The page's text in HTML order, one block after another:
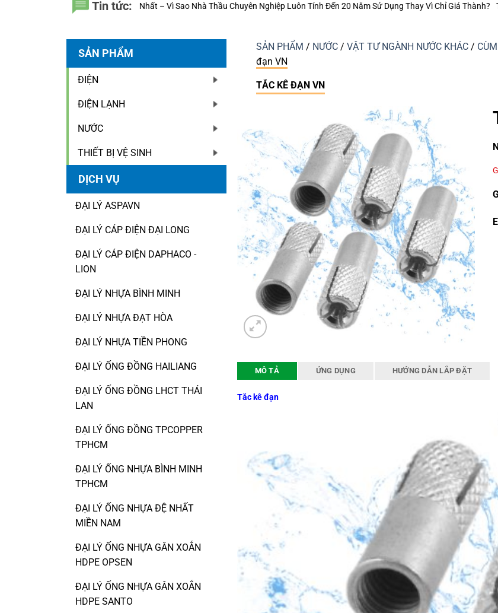
Tin tức:
Nhựa Đệ Nhất – Vì Sao Nhà Thầu Chuyên Nghiệp Luôn Tính Đến 20 Năm Sử Dụng Thay Vì Chỉ Giá Thành? Thiết bị điện Nanoco – Vì
SẢN PHẨM
ĐIỆN
ĐIỆN LẠNH
NƯỚC
THIẾT BỊ VỆ SINH
DỊCH VỤ
ĐẠI LÝ ASPAVN
ĐẠI LÝ CÁP ĐIỆN ĐẠI LONG
ĐẠI LÝ CÁP ĐIỆN DAPHACO -
LION
ĐẠI LÝ NHỰA BÌNH MINH
ĐẠI LÝ NHỰA ĐẠT HÒA
ĐẠI LÝ NHỰA TIỀN PHONG
ĐẠI LÝ ỐNG ĐỒNG HAILIANG
ĐẠI LÝ ỐNG ĐỒNG LHCT THÁI
LAN
ĐẠI LÝ ỐNG ĐỒNG TPCOPPER
TPHCM
ĐẠI LÝ ỐNG NHỰA BÌNH MINH
TPHCM
ĐẠI LÝ ỐNG NHỰA ĐỆ NHẤT
MIỀN NAM
ĐẠI LÝ ỐNG NHỰA GÂN XOẮN
HDPE OPSEN
ĐẠI LÝ ỐNG NHỰA GÂN XOẮN
HDPE SANTO
SẢN PHẨM / NƯỚC / VẬT TƯ NGÀNH NƯỚC KHÁC /
đạn VN
TẮC KÊ ĐẠN VN
MÔ TẢ ỨNG DỤNG HƯỚNG DẪN LẮP ĐẶT
Tắc kê đạn